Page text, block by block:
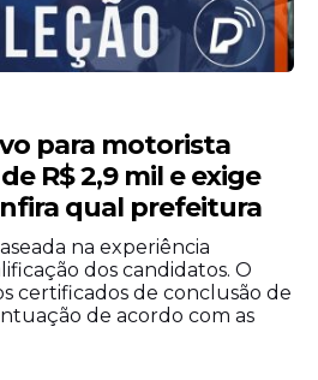
para motorista
R$ 2,9 mil e exige
qual prefeitura
na experiência
dos candidatos. O
certificados de conclusão de
de acordo com as